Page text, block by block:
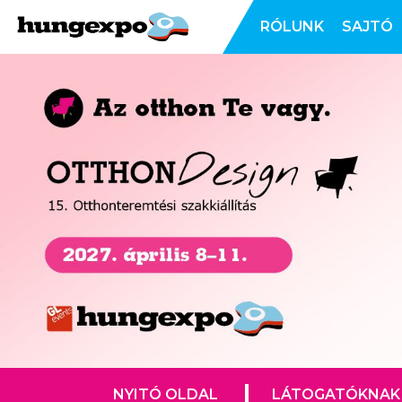
RÓLUNK SAJTÓ
NYITÓ OLDAL LÁTOGATÓKNAK